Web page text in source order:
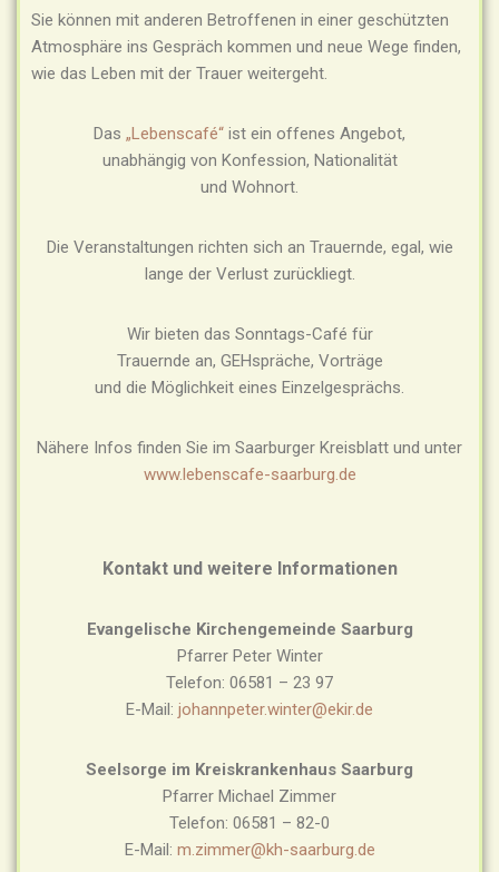
Sie können mit anderen Betroffenen in einer geschützten
Atmosphäre ins Gespräch kommen und neue Wege finden,
wie das Leben mit der Trauer weitergeht.
Das „Lebenscafé“ ist ein offenes Angebot,
unabhängig von Konfession, Nationalität
und Wohnort.
Die Veranstaltungen richten sich an Trauernde, egal, wie
lange der Verlust zurückliegt.
Wir bieten das Sonntags-Café für
Trauernde an, GEHspräche, Vorträge
und die Möglichkeit eines Einzelgesprächs.
Nähere Infos finden Sie im Saarburger Kreisblatt und unter
www.lebenscafe-saarburg.de
Kontakt und weitere Informationen
Evangelische Kirchengemeinde Saarburg
Pfarrer Peter Winter
Telefon: 06581 – 23 97
E-Mail: johannpeter.winter@ekir.de
Seelsorge im Kreiskrankenhaus Saarburg
Pfarrer Michael Zimmer
Telefon: 06581 – 82-0
E-Mail: m.zimmer@kh-saarburg.de